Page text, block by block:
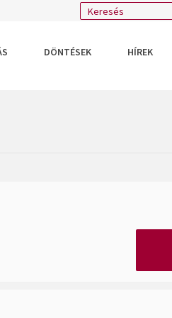
DÖNTÉSEK HÍREK